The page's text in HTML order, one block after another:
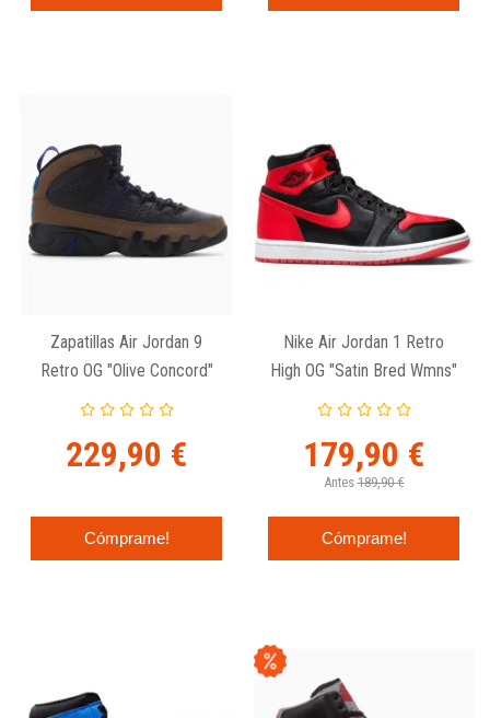
Zapatillas Air Jordan 9
Retro OG "Olive Concord"
229,90 €
Cómprame!
Nike Air Jordan 1 Retro
High OG "Satin Bred Wmns"
179,90 €
Antes 189,90 €
Cómprame!